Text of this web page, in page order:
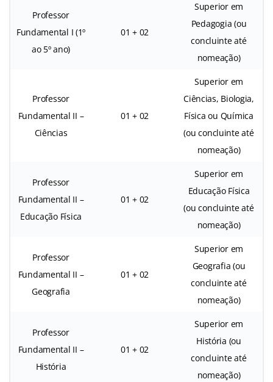
Professor
Fundamental I (1º
ao 5º ano)
01 + 02
Superior em
Pedagogia (ou
concluinte até
nomeação)
Professor
Fundamental II –
Ciências
01 + 02
Superior em
Ciências, Biologia,
Física ou Química
(ou concluinte até
nomeação)
Professor
Fundamental II –
Educação Física
01 + 02
Superior em
Educação Física
(ou concluinte até
nomeação)
Professor
Fundamental II –
Geografia
01 + 02
Superior em
Geografia (ou
concluinte até
nomeação)
Professor
Fundamental II –
História
01 + 02
Superior em
História (ou
concluinte até
nomeação)